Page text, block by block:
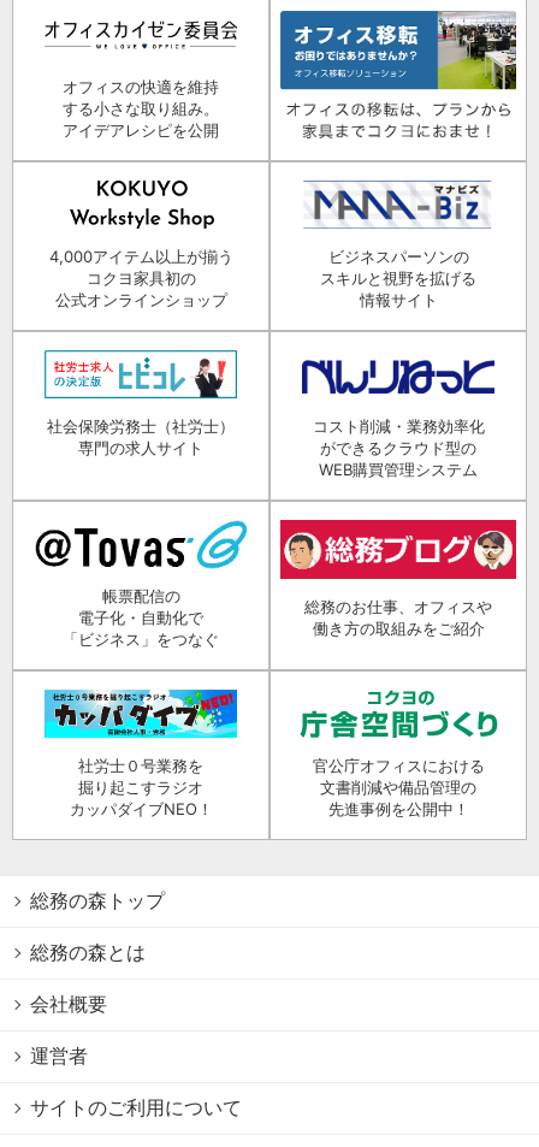
オフィスの快適を維持
する小さな取り組み。
アイデアレシピを公開
4,000アイテム以上が揃う
コクヨ家具初の
公式オンラインショップ
ビジネスパーソンの
スキルと視野を拡げる
情報サイト
社会保険労務士（社労士）
専門の求人サイト
コスト削減・業務効率化
ができるクラウド型の
WEB購買管理システム
帳票配信の
電子化・自動化で
「ビジネス」をつなぐ
総務のお仕事、オフィスや
働き方の取組みをご紹介
社労士０号業務を
掘り起こすラジオ
カッパダイブNEO！
官公庁オフィスにおける
文書削減や備品管理の
先進事例を公開中！
総務の森トップ
総務の森とは
会社概要
運営者
サイトのご利用について